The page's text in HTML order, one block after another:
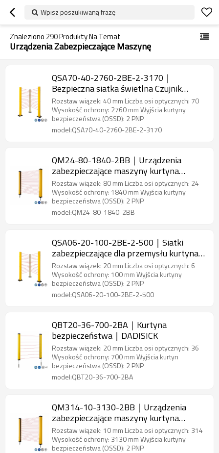
Wpisz poszukiwaną frazę
Znaleziono 290Produkty Na Temat
Urządzenia Zabezpieczające Maszynę
QSA70-40-2760-2BE-2-3170｜
Bezpieczna siatka świetlna Czujnik
bezpieczeństwa obszaru｜DADISICK
Rozstaw wiązek: 40 mm Liczba osi optycznych: 70
Wysokość ochrony: 2760 mm Wyjścia kurtyny
bezpieczeństwa (OSSD): 2 PNP
model:QSA70-40-2760-2BE-2-3170
QM24-80-1840-2BB｜Urządzenia
zabezpieczające maszyny kurtyna
świetlna bezpieczeństwa｜DADISICK
Rozstaw wiązek: 80 mm Liczba osi optycznych: 24
Wysokość ochrony: 1840 mm Wyjścia kurtyny
bezpieczeństwa (OSSD): 2 PNP
model:QM24-80-1840-2BB
QSA06-20-100-2BE-2-500｜Siatki
zabezpieczające dla przemysłu kurtyna
świetlna bezpieczeństwa｜DADISICK
Rozstaw wiązek: 20 mm Liczba osi optycznych: 6
Wysokość ochrony: 100 mm Wyjścia kurtyny
bezpieczeństwa (OSSD): 2 PNP
model:QSA06-20-100-2BE-2-500
QBT20-36-700-2BA｜Kurtyna
bezpieczeństwa｜DADISICK
Rozstaw wiązek: 20 mm Liczba osi optycznych: 36
Wysokość ochrony: 700 mm Wyjścia kurtyn
bezpieczeństwa (OSSD): 2 PNP
model:QBT20-36-700-2BA
QM314-10-3130-2BB｜Urządzenia
zabezpieczające maszyny kurtyna
świetlna bezpieczeństwa｜DADISICK
Rozstaw wiązek: 10 mm Liczba osi optycznych: 314
Wysokość ochrony: 3130 mm Wyjścia kurtyny
bezpieczeństwa (OSSD): 2 PNP